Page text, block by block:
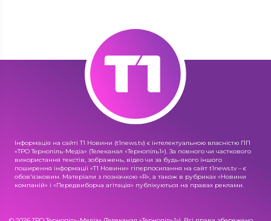
Інформація на сайті Т1 Новини (t1news.tv) є інтелектуальною власністю ПП
«ТРО Тернопіль-Медіа» (Телеканал «Тернопіль1»). За повного чи часткового
використання текстів, зображень, відео чи за будь-якого іншого
поширення інформації «Т1 Новини» гіперпосилання на сайт t1news.tv – є
обов'язковим. Матеріали з позначкою «R», а також в рубриках «Новини
компаній» і «Передвиборча агітація» публікуються на правах реклами.